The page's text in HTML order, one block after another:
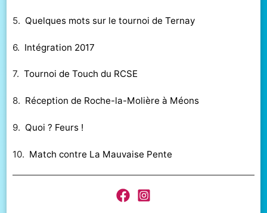
5. Quelques mots sur le tournoi de Ternay
6. Intégration 2017
7.Tournoi de Touch du RCSE
8. Réception de Roche-la-Molière à Méons
9. Quoi ? Feurs !
10. Match contre La Mauvaise Pente